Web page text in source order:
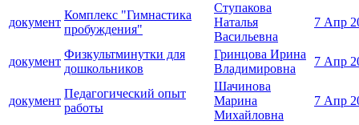
документ
Комплекс "Гимнастика
пробуждения"
Ступакова
Наталья
Васильевна
7 Апр
документ
Физкультминутки для
дошкольников
Гринцова Ирина
Владимировна
7 Апр
документ
Педагогический опыт
работы
Шачинова
Марина
Михайловна
7 Апр